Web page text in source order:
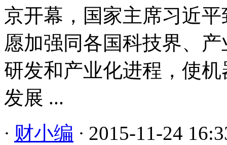
京开幕，国家主席习近
愿加强同各国科技界、
研发和产业化进程，使
发展 ...
· 财小编 · 2015-11-24